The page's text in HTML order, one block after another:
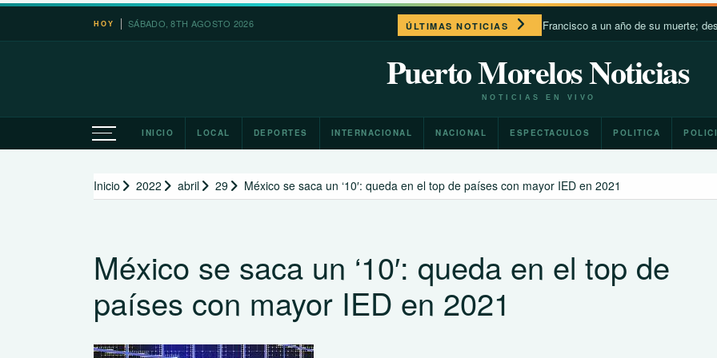
Saltar
HOY SÁBADO, 8TH AGOSTO 2026 ÚLTIMAS NOTICIAS
León XIV recuerda a Francisco a un año de su muerte; destaca su
Puerto Morelos Noticias
NOTICIAS EN VIVO
INICIO LOCAL DEPORTES INTERNACIONAL NACIONAL ESPECTACULOS POLITICA
Inicio 2022 abril 29 México se saca un ‘10′: queda en el top de países con mayor IED en 2021
México se saca un ‘10′: queda en el top de
países con mayor IED en 2021